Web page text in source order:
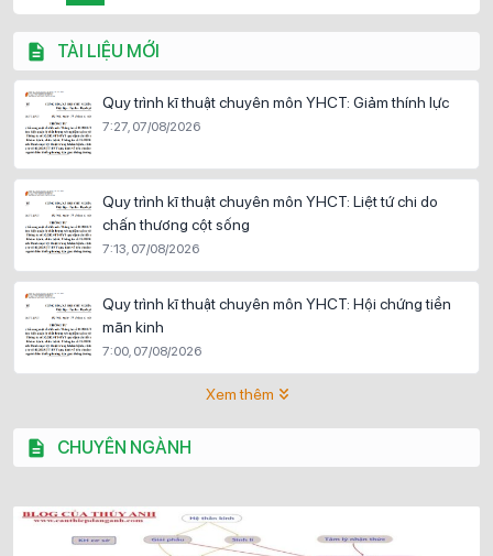
TÀI LIỆU MỚI
Quy trình kĩ thuật chuyên môn YHCT: Giảm thính lực
7:27, 07/08/2026
Quy trình kĩ thuật chuyên môn YHCT: Liệt tứ chi do
chấn thương cột sống
7:13, 07/08/2026
Quy trình kĩ thuật chuyên môn YHCT: Hội chứng tiền
mãn kinh
7:00, 07/08/2026
Xem thêm
CHUYÊN NGÀNH